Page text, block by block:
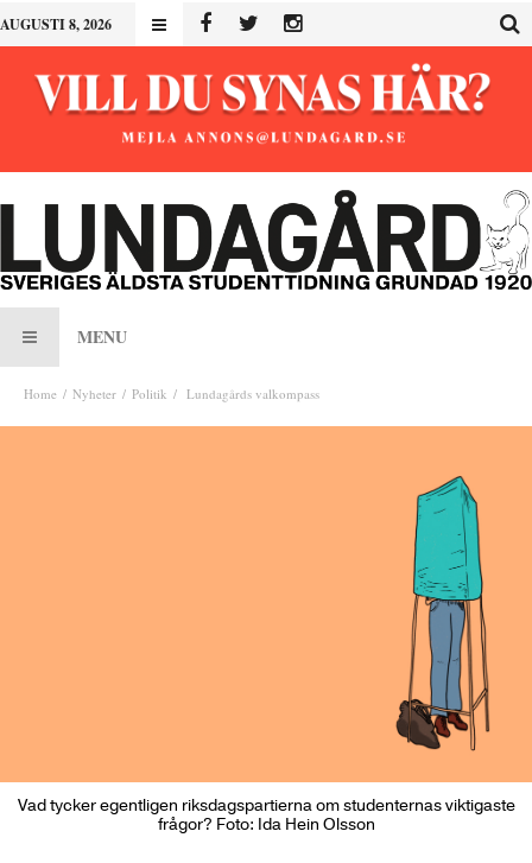
AUGUSTI 8, 2026
MENU
Home Nyheter Politik Lundagårds valkompass
Vad tycker egentligen riksdagspartierna om studenternas viktigaste
frågor? Foto: Ida Hein Olsson